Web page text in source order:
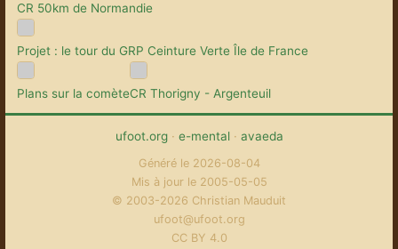
CR 50km de Normandie
Projet : le tour du GRP Ceinture Verte Île de France
Plans sur la comèteCR Thorigny - Argenteuil
ufoot.org· e-mental· avaeda
Généré le 2026-08-04
Mis à jour le 2005-05-05
© 2003-2026 Christian Mauduit
ufoot@ufoot.org
CC BY 4.0